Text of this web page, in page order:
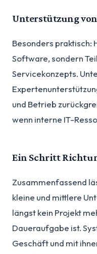
Unterstützung
Besonders praktisch:
Software, sondern
Servicekonzepts.
und Betrieb
wenn interne IT-
Ein Schritt
Zusammenfassend
kleine und mittlere
längst kein Projekt
Daueraufgabe ist.
Geschäft und mit